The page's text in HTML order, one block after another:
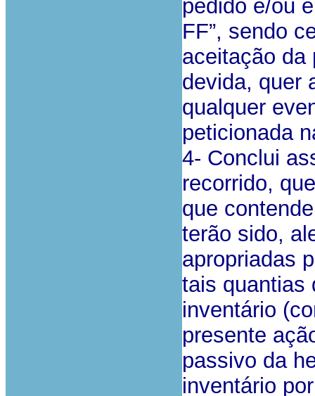
pedido e/ou
FF”, sendo
aceitação da
devida, quer
qualquer
peticionada
4- Conclui
recorrido,
que
terão sido,
apropriadas
tais quantias
inventário
presente
passivo da
inventário